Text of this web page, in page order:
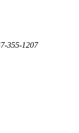
355-1207